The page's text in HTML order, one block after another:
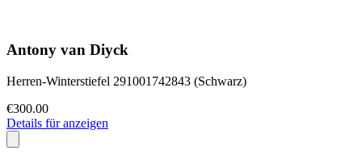
Antony van Diyck
Herren-Winterstiefel 291001742843 (Schwarz)
€300.00
Details für anzeigen